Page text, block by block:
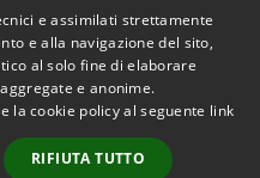
Copyright © 2026 • Comune di
Ittiri • Powered by
Municipium•
Accesso
e assimilati strettamente
e alla navigazione del sito,
al solo fine di elaborare
e anonime.
la cookie policy al seguente link
RIFIUTA TUTTO